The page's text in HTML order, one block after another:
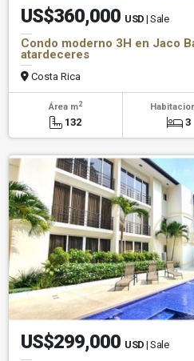
US$360,000 USD | Sale
Condo moderno 3H en Jaco
atardeceres
Costa Rica
Área m2
132 3
US$299,000 USD | Sale